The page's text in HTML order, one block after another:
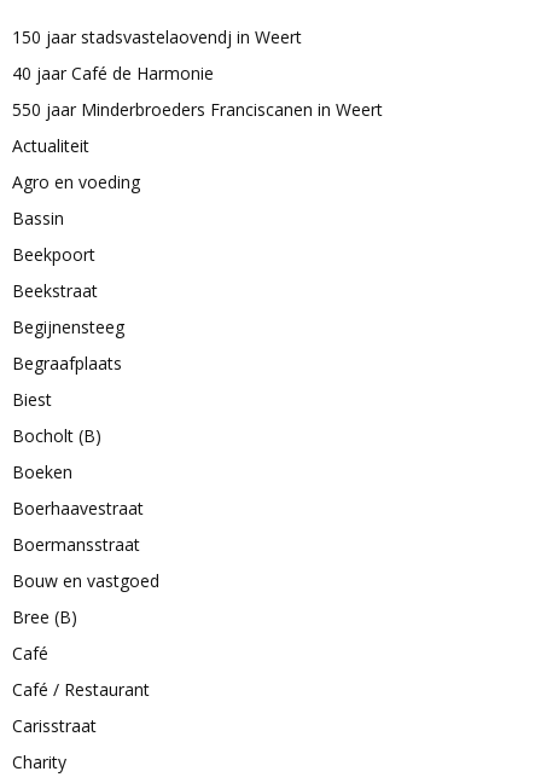
150 jaar stadsvastelaovendj in Weert
40 jaar Café de Harmonie
550 jaar Minderbroeders Franciscanen in Weert
Actualiteit
Agro en voeding
Bassin
Beekpoort
Beekstraat
Begijnensteeg
Begraafplaats
Biest
Bocholt (B)
Boeken
Boerhaavestraat
Boermansstraat
Bouw en vastgoed
Bree (B)
Café
Café / Restaurant
Carisstraat
Charity